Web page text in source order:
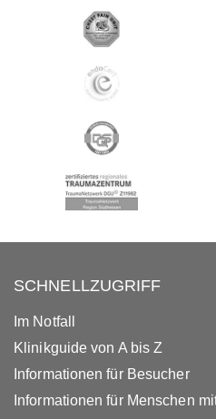
SCHNELLZUGRIFF
Im Notfall
Klinikguide von A bis Z
Informationen für Besucher
Informationen für Menschen